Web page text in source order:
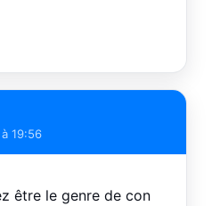
19:56
être le genre de con